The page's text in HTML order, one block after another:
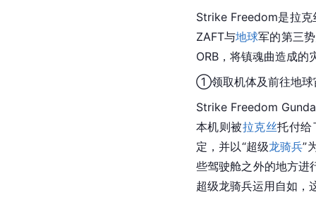
Strike Freedom是拉克
ZAFT与地球军的第三
ORB，将镇魂曲造成的
①领取机体及前往地球
Strike Freedom
本机则被拉克丝托付给
定，并以“超级龙骑兵”
些驾驶舱之外的地方
超级龙骑兵运用自如，